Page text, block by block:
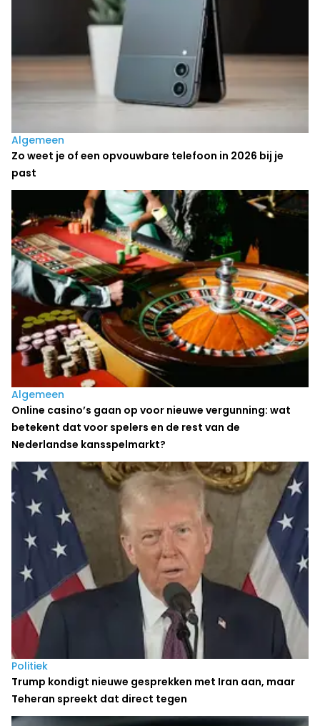
Algemeen
Zo weet je of een opvouwbare telefoon in 2026 bij je
past
Algemeen
Online casino’s gaan op voor nieuwe vergunning: wat
betekent dat voor spelers en de rest van de
Nederlandse kansspelmarkt?
Politiek
Trump kondigt nieuwe gesprekken met Iran aan, maar
Teheran spreekt dat direct tegen